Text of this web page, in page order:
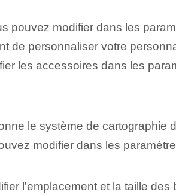
pouvez modifier dans les
de personnaliser votre
les accessoires dans les
le système de cartographie
modifier dans les
l'emplacement et la taille des